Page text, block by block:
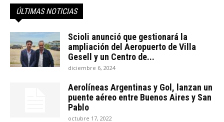
ÚLTIMAS NOTICIAS
Scioli anunció que gestionará la
ampliación del Aeropuerto de Villa
Gesell y un Centro de...
diciembre 6, 2024
Aerolíneas Argentinas y Gol, lanzan un
puente aéreo entre Buenos Aires y San
Pablo
octubre 17, 2022